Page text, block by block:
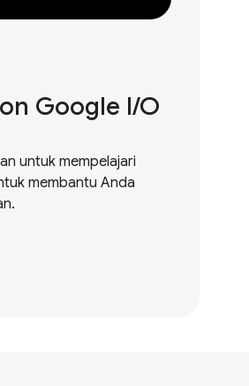
Google I / O
untuk mempelajari
membantu Anda